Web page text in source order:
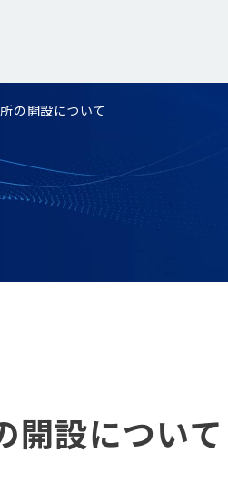
の開設について
開設について